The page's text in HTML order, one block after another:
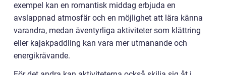
exempel kan en romantisk middag erbjuda en
avslappnad atmosfär och en möjlighet att lära känna
varandra, medan äventyrliga aktiviteter som klättring
eller kajakpaddling kan vara mer utmanande och
energikrävande.